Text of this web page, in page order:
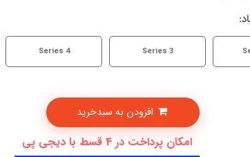
Series 3
Series 4
امکان پرداخت در 4 قسط با دیجی پی